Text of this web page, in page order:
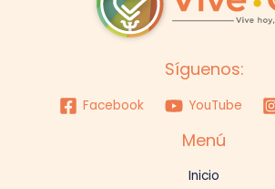
Síguenos:
Facebook YouTube
Menú
Inicio